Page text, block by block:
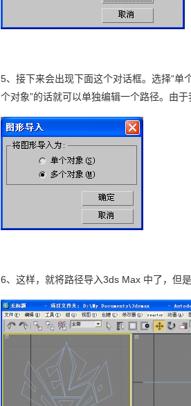
5、接下来会出现下面这个对话框。选择“单
个对象”的话就可以单独编辑一个路径。由
6、这样，就将路径导入3ds Max 中了，但